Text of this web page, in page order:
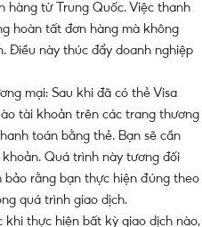
hàng từ Trung Quốc. Việc thanh
hoàn tất đơn hàng mà không
Điều này thúc đẩy doanh nghiệp
mại: Sau khi đã có thẻ Visa
tài khoản trên các trang thương
toán bằng thẻ. Bạn sẽ cần
Quá trình này tương đối
bảo rằng bạn thực hiện đúng theo
quá trình giao dịch.
khi thực hiện bất kỳ giao dịch nào,